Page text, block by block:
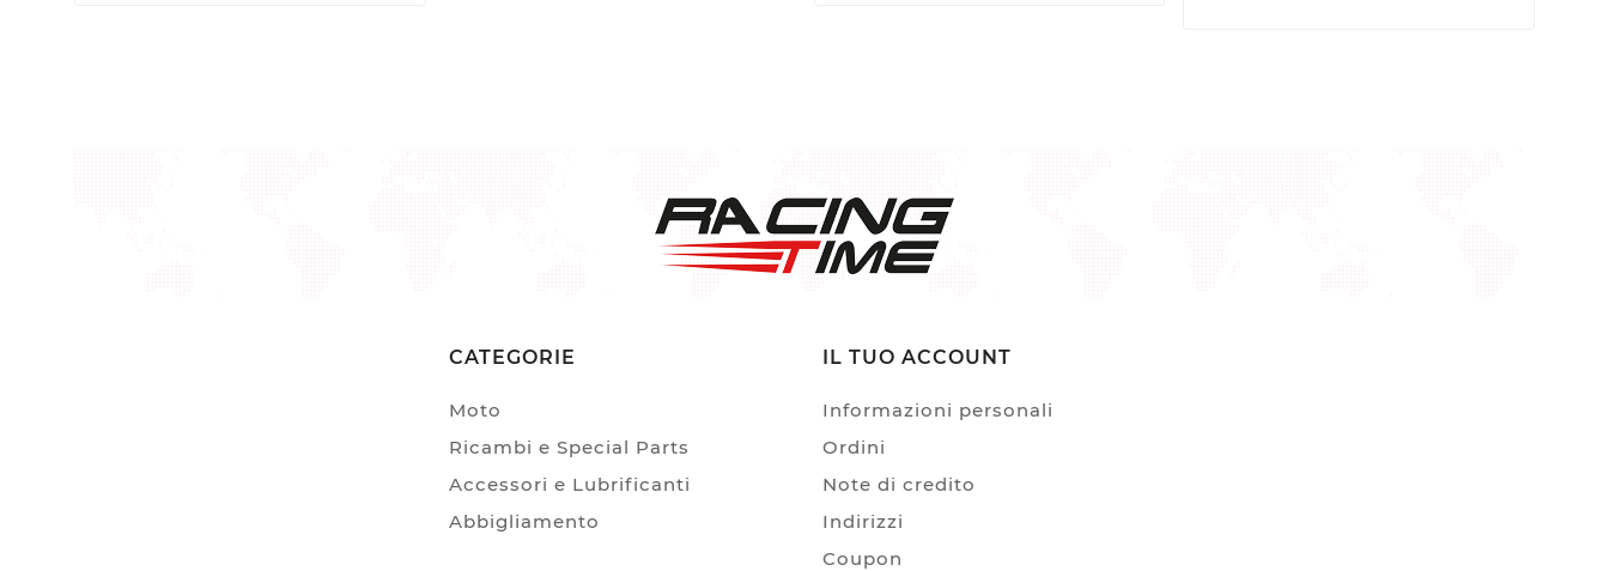
CATEGORIE
Moto
Ricambi e Special Parts
Accessori e Lubrificanti
Abbigliamento
IL TUO ACCOUNT
Informazioni personali
Ordini
Note di credito
Indirizzi
Coupon